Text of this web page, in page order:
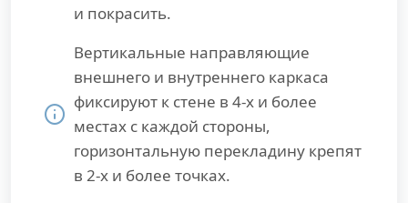
и покрасить.
Вертикальные направляющие
внешнего и внутреннего каркаса
фиксируют к стене в 4-х и более
местах с каждой стороны,
горизонтальную перекладину крепят
в 2-х и более точках.